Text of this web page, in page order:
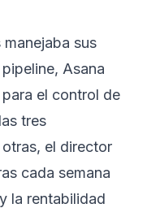
sus
Asana
el control de
tres
el director
cada semana
la rentabilidad